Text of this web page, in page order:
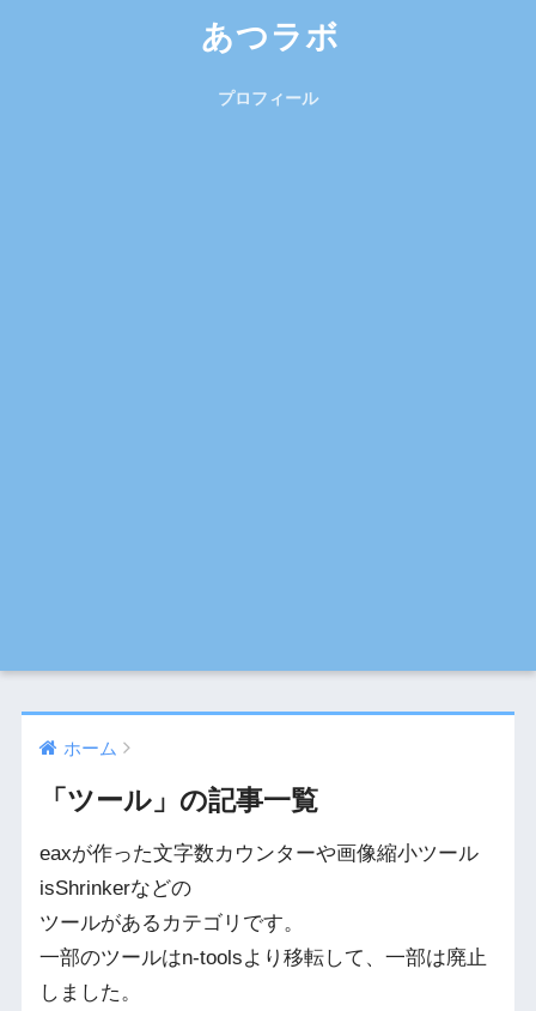
あつラボ
プロフィール
ホーム
「ツール」の記事一覧
eaxが作った文字数カウンターや画像縮小ツール
isShrinkerなどの
ツールがあるカテゴリです。
一部のツールはn-toolsより移転して、一部は廃止
しました。